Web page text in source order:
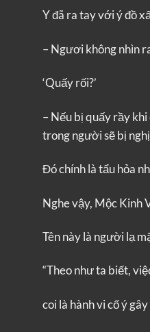
Y đã ra tay với ý đồ
– Ngươi không nhìn
‘Quấy rối?’
– Nếu bị quấy rầy
trong người sẽ bị
Đó chính là tẩu hỏa
Nghe vậy, Mộc Kinh
Tên này là người lạ
“Theo như ta biết,
coi là hành vi cố ý